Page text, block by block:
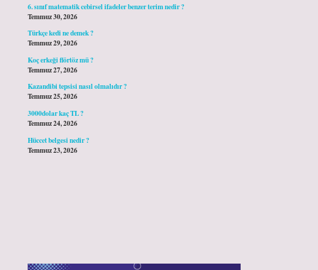
6. sınıf matematik cebirsel ifadeler benzer terim nedir ?
Temmuz 30, 2026
Türkçe kedi ne demek ?
Temmuz 29, 2026
Koç erkeği flörtöz mü ?
Temmuz 27, 2026
Kazandibi tepsisi nasıl olmalıdır ?
Temmuz 25, 2026
3000dolar kaç TL ?
Temmuz 24, 2026
Hüccet belgesi nedir ?
Temmuz 23, 2026